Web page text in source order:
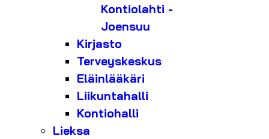
Kontiolahti -
Joensuu
Kirjasto
Terveyskeskus
Eläinlääkäri
Liikuntahalli
Kontiohalli
Lieksa